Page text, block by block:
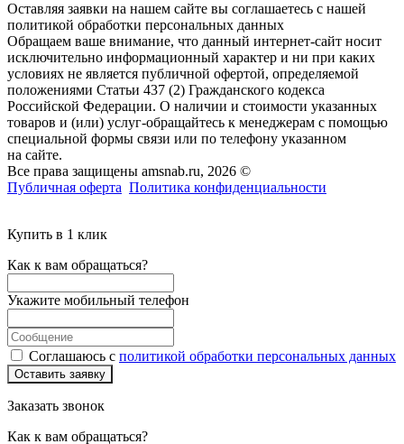
Оставляя заявки на нашем сайте вы соглашаетесь с нашей
политикой обработки персональных данных
Обращаем ваше внимание, что данный интернет-сайт носит
исключительно информационный характер и ни при каких
условиях не является публичной офертой, определяемой
положениями Статьи 437 (2) Гражданского кодекса
Российской Федерации. О наличии и стоимости указанных
товаров и (или) услуг-обращайтесь к менеджерам с помощью
специальной формы связи или по телефону указанном
на сайте.
Все права защищены amsnab.ru, 2026 ©
Публичная оферта Политика конфиденциальности
Купить в 1 клик
Как к вам обращаться?
Укажите мобильный телефон
Соглашаюсь с политикой обработки персональных данных
Оставить заявку
Заказать звонок
Как к вам обращаться?